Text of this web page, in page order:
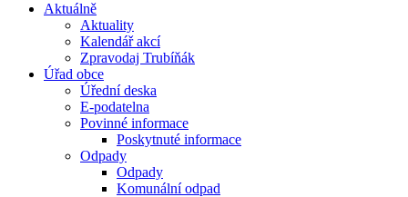
Aktuálně
Aktuality
Kalendář akcí
Zpravodaj Trubíňák
Úřad obce
Úřední deska
E-podatelna
Povinné informace
Poskytnuté informace
Odpady
Odpady
Komunální odpad